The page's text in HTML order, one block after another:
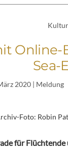
Kultur
Online-
Sea-
2020 | Meldung
Foto: Robin
für